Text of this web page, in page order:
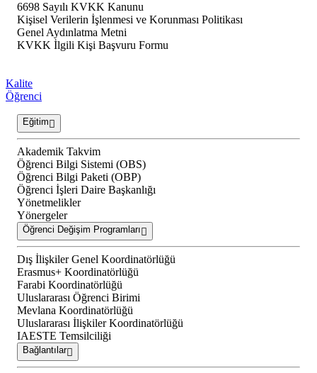
6698 Sayılı KVKK Kanunu
Kişisel Verilerin İşlenmesi ve Korunması Politikası
Genel Aydınlatma Metni
KVKK İlgili Kişi Başvuru Formu
Kalite
Öğrenci
Eğitim
Akademik Takvim
Öğrenci Bilgi Sistemi (OBS)
Öğrenci Bilgi Paketi (OBP)
Öğrenci İşleri Daire Başkanlığı
Yönetmelikler
Yönergeler
Öğrenci Değişim Programları
Dış İlişkiler Genel Koordinatörlüğü
Erasmus+ Koordinatörlüğü
Farabi Koordinatörlüğü
Uluslararası Öğrenci Birimi
Mevlana Koordinatörlüğü
Uluslararası İlişkiler Koordinatörlüğü
IAESTE Temsilciliği
Bağlantılar